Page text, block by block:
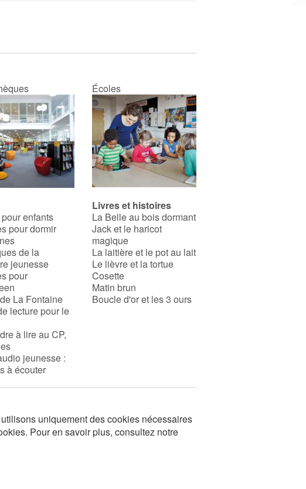
Écoles
enfants
pour dormir
de la
jeunesse
pour
La Fontaine
lecture pour le
à lire au CP,
jeunesse :
à écouter
Livres et histoires
La Belle au bois dormant
Jack et le haricot
magique
La laitière et le pot au lait
Le lièvre et la tortue
Cosette
Matin brun
Boucle d'or et les 3 ours
uniquement des cookies nécessaires
Pour en savoir plus, consultez notre